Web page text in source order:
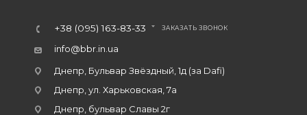
+38 (095) 163-83-33 ЗАКАЗАТЬ ЗВОНОК
info@bbr.in.ua
Днепр, Бульвар Звёздный, 1д (за Dafi)
Днепр, ул. Харьковская, 7а
Днепр, бульвар Славы 2г